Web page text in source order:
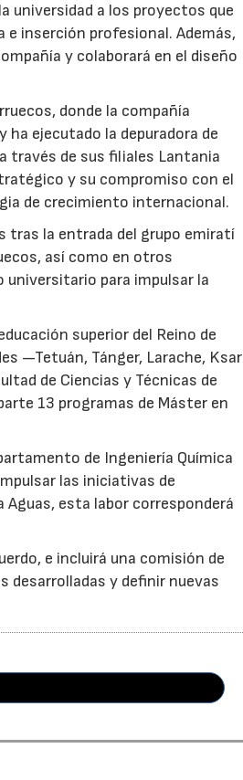
universidad a los proyectos que
inserción profesional. Además,
y colaborará en el diseño
donde la compañía
ejecutado la depuradora de
través de sus filiales Lantania
y su compromiso con el
de crecimiento internacional.
tras la entrada del grupo emiratí
así como en otros
para impulsar la
superior del Reino de
—Tetuán, Tánger, Larache, Ksar
de Ciencias y Técnicas de
13 programas de Máster en
de Ingeniería Química
las iniciativas de
esta labor corresponderá
e incluirá una comisión de
desarrolladas y definir nuevas